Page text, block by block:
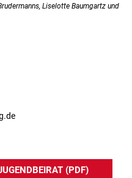
Liselotte Baumgartz und
(PDF)